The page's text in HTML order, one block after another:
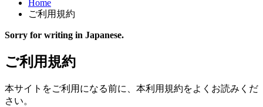
Home
ご利用規約
Sorry for writing in Japanese.
ご利用規約
本サイトをご利用になる前に、本利用規約をよくお読みくだ
さい。